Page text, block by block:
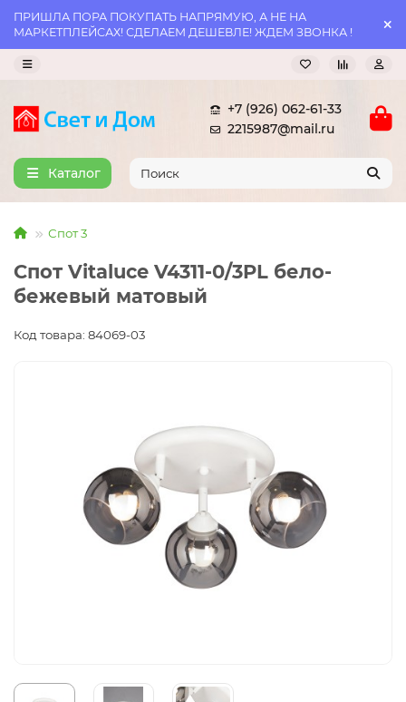
ПРИШЛА ПОРА ПОКУПАТЬ НАПРЯМУЮ, А НЕ НА
МАРКЕТПЛЕЙСАХ! СДЕЛАЕМ ДЕШЕВЛЕ! ЖДЕМ ЗВОНКА !
+7 (926) 062-61-33
2215987@mail.ru
Каталог
Спот 3
Спот Vitaluce V4311-0/3PL бело-
бежевый матовый
Код товара: 84069-03